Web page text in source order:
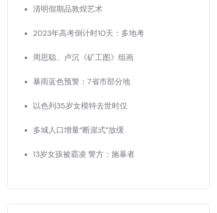
清明假期品敦煌艺术
2023年高考倒计时10天：多地考
周思聪、卢沉《矿工图》组画
暴雨蓝色预警：7省市部分地
以色列35岁女模特去世时仅
多城人口增量“断崖式”放缓
13岁女孩被霸凌 警方：施暴者